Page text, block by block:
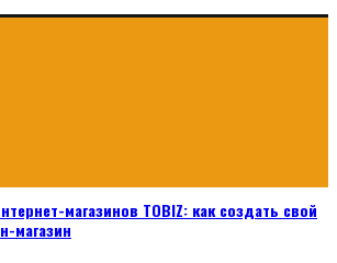
магазинов TOBIZ: как создать свой
магазин